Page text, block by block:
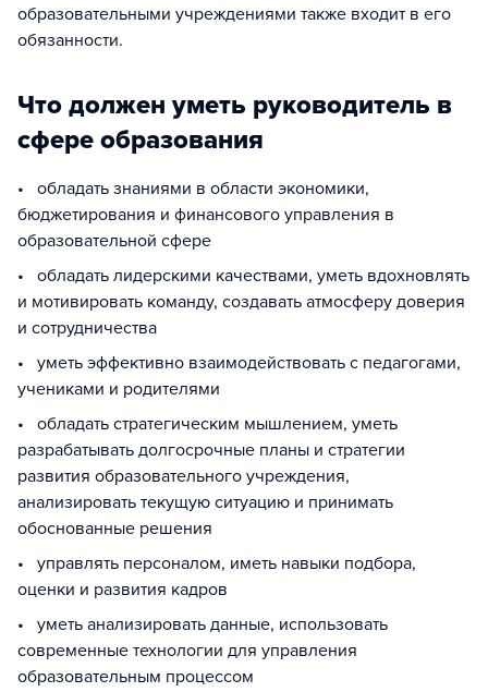
образовательными учреждениями также входит в его
обязанности.
Что должен уметь руководитель в
сфере образования
• обладать знаниями в области экономики,
бюджетирования и финансового управления в
образовательной сфере
• обладать лидерскими качествами, уметь вдохновлять
и мотивировать команду, создавать атмосферу доверия
и сотрудничества
• уметь эффективно взаимодействовать с педагогами,
учениками и родителями
• обладать стратегическим мышлением, уметь
разрабатывать долгосрочные планы и стратегии
развития образовательного учреждения,
анализировать текущую ситуацию и принимать
обоснованные решения
• управлять персоналом, иметь навыки подбора,
оценки и развития кадров
• уметь анализировать данные, использовать
современные технологии для управления
образовательным процессом